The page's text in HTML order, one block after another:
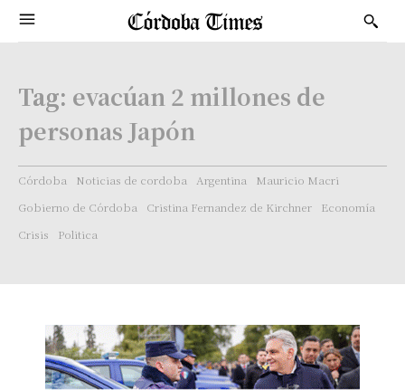
Tag: evacúan 2 millones de
personas Japón
Córdoba Noticias de cordoba Argentina
Mauricio Macri
Gobierno de Córdoba
Cristina Fernandez de Kirchner
Economía
Crisis
Politica